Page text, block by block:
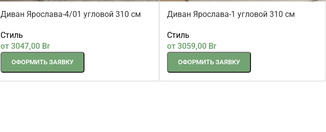
Диван Ярослава-4/01 угловой 310 см
Стиль
от 3047,00 Br
ОФОРМИТЬ ЗАЯВКУ
Диван Ярослава-1 угловой 310 см
Стиль
от 3059,00 Br
ОФОРМИТЬ ЗАЯВКУ